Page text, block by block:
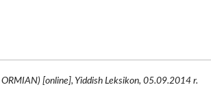
[online], Yiddish Leksikon, 05.09.2014 r.